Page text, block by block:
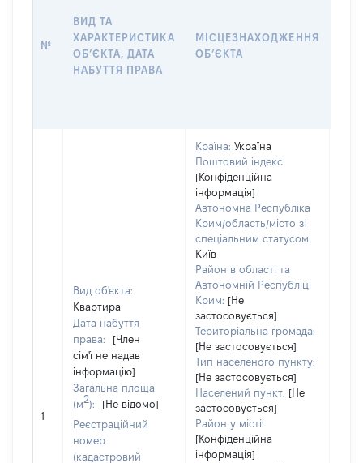
№
ВИД ТА
ХАРАКТЕРИСТИКА
ОБʼЄКТА, ДАТА
НАБУТТЯ ПРАВА
МІСЦЕЗНАХОДЖЕННЯ
ОБʼЄКТА
1
Вид об'єкта:
Квартира
Дата набуття
права:
[Член
сім'ї не надав
інформацію]
Загальна площа
(м2):
[Не відомо]
Реєстраційний
номер
(кадастровий
Країна: Україна
Поштовий індекс:
[Конфіденційна
інформація]
Автономна Республіка
Крим/область/місто зі
спеціальним статусом:
Київ
Район в області та
Автономній Республіці
Крим: [Не
застосовується]
Територіальна громада:
[Не застосовується]
Тип населеного пункту:
[Не застосовується]
Населений пункт: [Не
застосовується]
Район у місті:
[Конфіденційна
інформація]